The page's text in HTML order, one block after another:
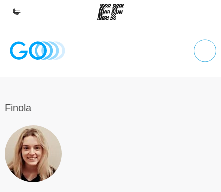
Homepage
Trova l'ufficio più vicino
Chi siamo
La nostra organizzazione
Finola